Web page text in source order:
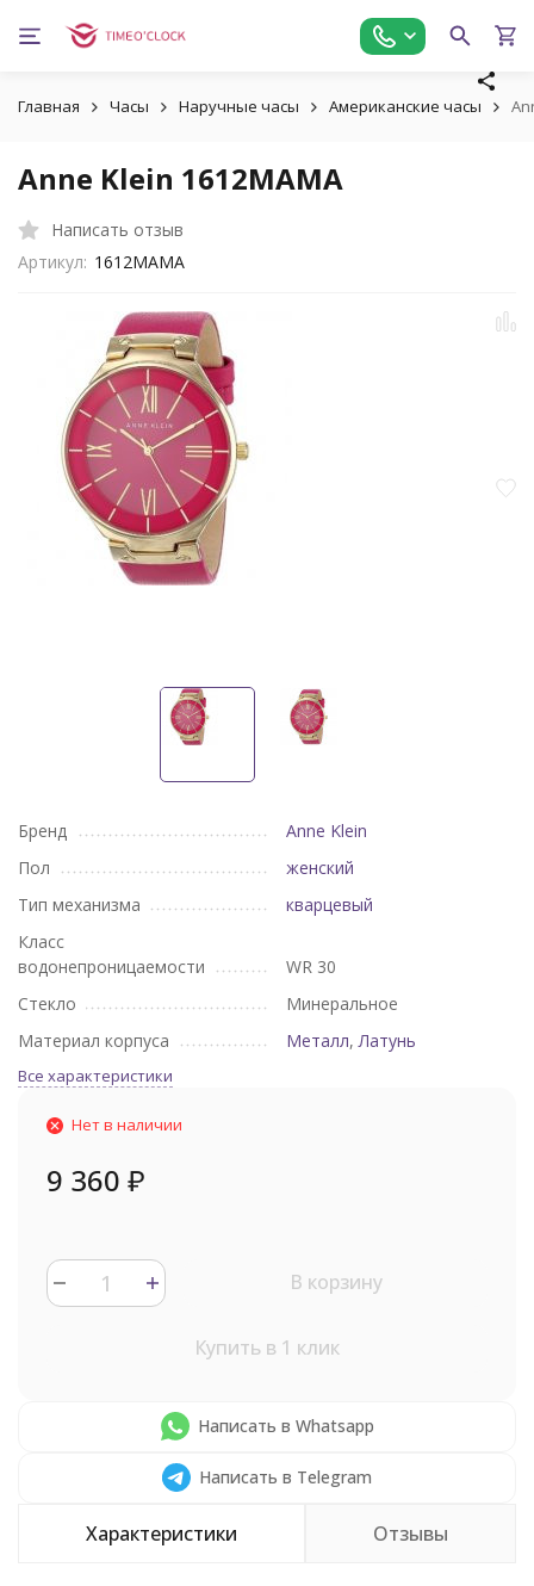
Главная Часы Наручные часы Американские часы
Anne Klein 1612MAMA
Написать отзыв
Артикул: 1612MAMA
Бренд
Anne Klein
Пол
женский
Тип механизма
кварцевый
Класс
водонепроницаемости
WR 30
Стекло
Минеральное
Материал корпуса
Металл,Латунь
Все характеристики
Нет в наличии
9 360 ₽
В корзину
Купить в 1 клик
Написать в Whatsapp
Написать в Telegram
Характеристики Отзывы